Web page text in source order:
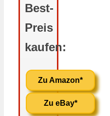
Best-
Preis
kaufen:
Zu Amazon*
Zu eBay*